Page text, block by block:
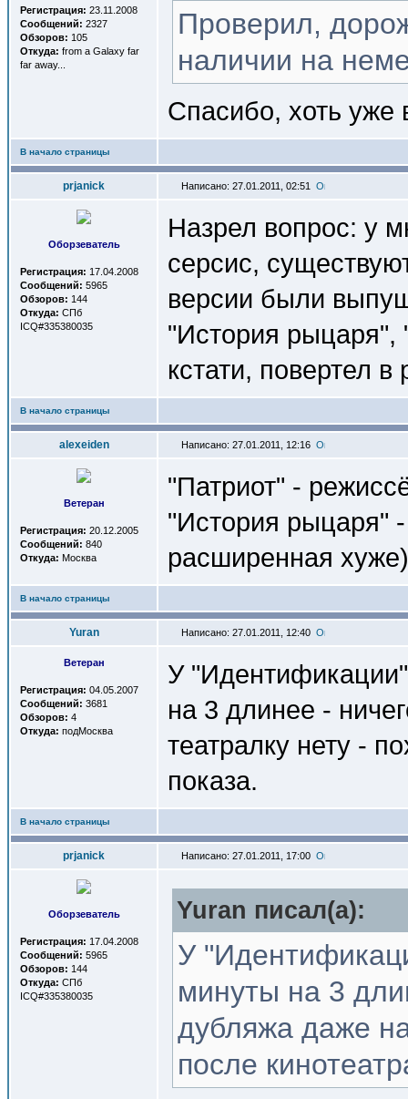
Регистрация: 23.11.2008
Сообщений: 2327
Обзоров: 105
Откуда: from a Galaxy far
far away...
Проверил,
наличии на
Спасибо, хоть уже
В начало страницы
prjanick Написано: 27.01.2011, 02:51
Оборзеватель
Регистрация: 17.04.2008
Сообщений: 5965
Обзоров: 144
Откуда: СПб
ICQ#335380035
Назрел вопрос: у
серсис,
версии были
"История
кстати, повертел
В начало страницы
alexeiden Написано: 27.01.2011, 12:16
Ветеран
Регистрация: 20.12.2005
Сообщений: 840
Откуда: Москва
"Патриот" -
"История рыцаря"
расширенная
В начало страницы
Yuran Написано: 27.01.2011, 12:40
Ветеран
Регистрация: 04.05.2007
Сообщений: 3681
Обзоров: 4
Откуда: подМосква
У
на 3 длинее -
театралку нету -
показа.
В начало страницы
prjanick Написано: 27.01.2011, 17:00
Оборзеватель
Регистрация: 17.04.2008
Сообщений: 5965
Обзоров: 144
Откуда: СПб
ICQ#335380035
Yuran писал(a):
У
минуты на 3
дубляжа даже
после